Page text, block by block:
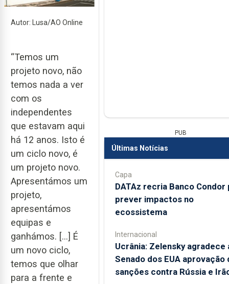
Autor: Lusa/AO Online
“Temos um
projeto novo, não
temos nada a ver
com os
independentes
que estavam aqui
há 12 anos. Isto é
um ciclo novo, é
um projeto novo.
Apresentámos um
projeto,
apresentámos
equipas e
ganhámos. […] É
um novo ciclo,
temos que olhar
para a frente e
PUB
Últimas Notícias
Capa
DATAz recria Banco Condor
prever impactos no
ecossistema
Internacional
Ucrânia: Zelensky agradece
Senado dos EUA aprovação
sanções contra Rússia e